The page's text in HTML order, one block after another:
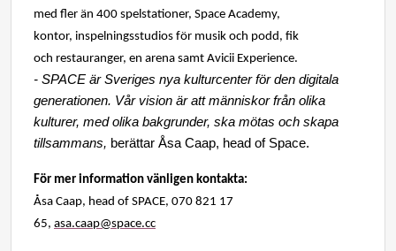
med fler än 400 spelstationer, Space Academy,
kontor, inspelningsstudios för musik och podd, fik
och restauranger, en arena samt Avicii Experience.
- SPACE är Sveriges nya kulturcenter för den digitala
generationen. Vår vision är att människor från olika
kulturer, med olika bakgrunder, ska mötas och skapa
tillsammans, berättar Åsa Caap, head of Space.
För mer information vänligen kontakta:
Åsa Caap, head of SPACE, 070 821 17
65, asa.caap@space.cc